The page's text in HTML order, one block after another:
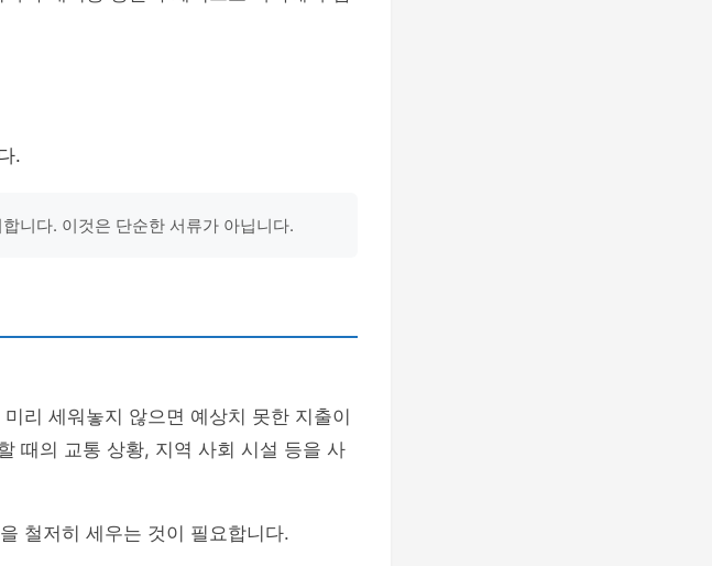
.
니다. 이것은 단순한 서류가 아닙니다.
리 세워놓지 않으면 예상치 못한 지출이
때의 교통 상황, 지역 사회 시설 등을 사
철저히 세우는 것이 필요합니다.